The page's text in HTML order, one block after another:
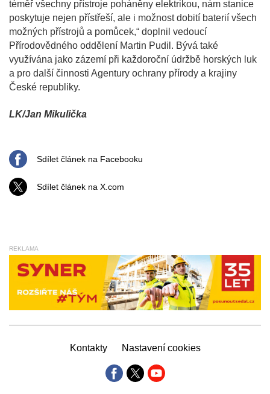
téměř všechny přístroje poháněny elektrikou, nám stanice
poskytuje nejen přístřeší, ale i možnost dobití baterií všech
možných přístrojů a pomůcek,“ doplnil vedoucí
Přírodovědného oddělení Martin Pudil. Bývá také
využívána jako zázemí při každoroční údržbě horských luk
a pro další činnosti Agentury ochrany přírody a krajiny
České republiky.
LK/Jan Mikulička
Sdílet článek na Facebooku
Sdílet článek na X.com
REKLAMA
Kontakty Nastavení cookies